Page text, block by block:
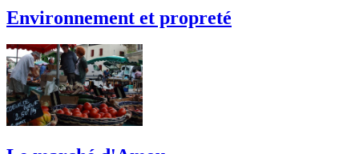
Environnement et propreté